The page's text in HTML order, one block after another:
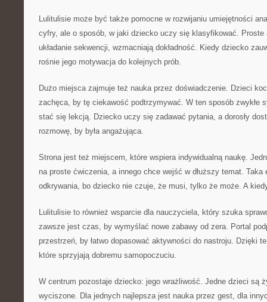
Lulitulisie może być także pomocne w rozwijaniu umiejętności
cyfry, ale o sposób, w jaki dziecko uczy się klasyfikować.
układanie sekwencji, wzmacniają dokładność. Kiedy dziecko
rośnie jego motywacja do kolejnych prób.
Dużo miejsca zajmuje też nauka przez doświadczenie. Dzieci
zachęca, by tę ciekawość podtrzymywać. W ten sposób
stać się lekcją. Dziecko uczy się zadawać pytania, a dorosły
rozmowę, by była angażująca.
Strona jest też miejscem, które wspiera indywidualną naukę.
na proste ćwiczenia, a innego chce wejść w dłuższy temat.
odkrywania, bo dziecko nie czuje, że musi, tylko że może. A
Lulitulisie to również wsparcie dla nauczyciela, który szuka
zawsze jest czas, by wymyślać nowe zabawy od zera. Portal
przestrzeń, by łatwo dopasować aktywności do nastroju. Dzięki
które sprzyjają dobremu samopoczuciu.
W centrum pozostaje dziecko: jego wrażliwość. Jedne dzieci są
wyciszone. Dla jednych najlepsza jest nauka przez gest, dla